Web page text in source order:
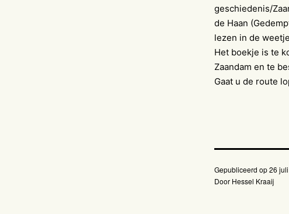
geschiedenis/
de Haan
lezen in de
Het boekje is te
Zaandam en te
Gaat u de route
Gepubliceerd op26
Door Hessel Kraaij